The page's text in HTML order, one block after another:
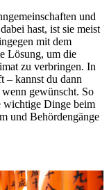
und
hast, ist sie meist
mit dem
Lösung, um die
zu verbringen. In
– kannst du dann
gewünscht. So
wichtige Dinge beim
und Behördengänge